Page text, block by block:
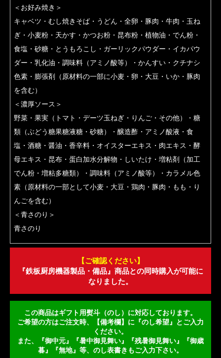
＜お好み焼き＞
キャベツ・むし焼きそば・うどん・全卵・豚肉・牛肉・玉ね
ぎ・小麦粉・天かす・かつお粉・昆布粉・植物油・でん粉・
食塩・砂糖・とうもろこし・ガーリックパウダー・イカパウ
ダー・乳化油・調味料（アミノ酸等）・かんすい・クチナシ
色素・膨張剤（原材料の一部に小麦・卵・大豆・いか・豚肉
を含む）
＜濃厚ソース＞
野菜・果実（トマト・デーツ玉ねぎ・りんご・その他）・糖
類（ぶどう糖果糖液糖・砂糖）・醸造酢・アミノ酸液・食
塩・酒糖・醤油・香辛料・オイスターエキス・肉エキス・酵
母エキス・昆布・蛋白加水分解物・しいたけ・増粘剤（加工
でん粉・増粘多糖類）・調味料（アミノ酸等）・カラメル色
素（原材料の一部として小麦・大豆・鶏肉・豚肉・もも・り
んごを含む）
＜青さのり＞
青さのり
【ご確認ください】
『鉄板厨房機器製品・備品』商品との同時購入が可能に
なりました。
この商品はギフト用熨斗（のし）に対応しております。
ご希望の方はご注文時、【備考欄】に『のし希望』とご入力
ください。
また、『御中元』『暑中御見舞い』『残暑御見舞い』『御歳
暮』『無地』等、のし表書きもご入力下さい。